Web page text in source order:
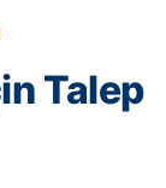
Talep